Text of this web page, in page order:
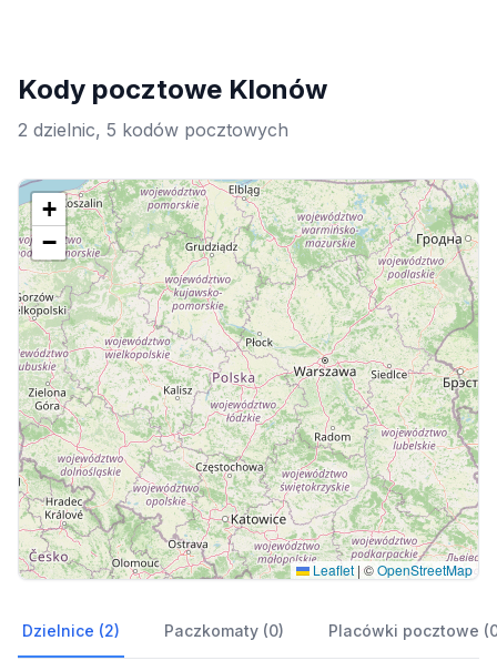
Kody pocztowe Klonów
2 dzielnic, 5 kodów pocztowych
+
−
Leaflet | ©OpenStreetMap
Dzielnice (2) Paczkomaty (0) Placówki pocztowe